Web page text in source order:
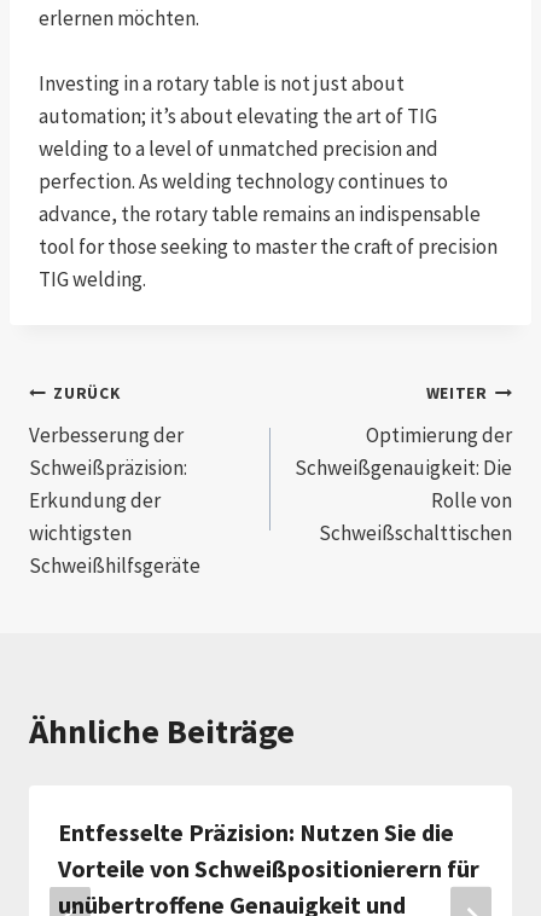
erlernen möchten.
Investing in a rotary table is not just about
automation; it’s about elevating the art of TIG
welding to a level of unmatched precision and
perfection. As welding technology continues to
advance, the rotary table remains an indispensable
tool for those seeking to master the craft of precision
TIG welding.
Post
navigation
ZURÜCK
Verbesserung der
Schweißpräzision:
Erkundung der
wichtigsten
Schweißhilfsgeräte
WEITER
Optimierung der
Schweißgenauigkeit: Die
Rolle von
Schweißschalttischen
Ähnliche Beiträge
Entfesselte Präzision: Nutzen Sie die
Vorteile von Schweißpositionierern für
unübertroffene Genauigkeit und